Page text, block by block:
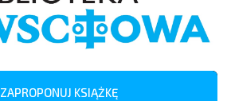
O nas
Wydarzenia
ZAPROPONUJ KSIĄŻKĘ